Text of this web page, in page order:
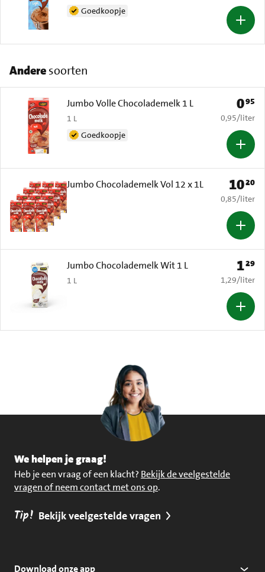
Goedkoopje
Anderesoorten
Jumbo Volle Chocolademelk 1 L
1 L
Goedkoopje
Prijs:
095
€ 0,95 per
0,95/liter
Jumbo Chocolademelk Vol 12 x 1L Prijs: €
1020
€ 0,85 per
0,85/liter
Jumbo Chocolademelk Wit 1 L
1 L
Prijs:
129
€ 1,29 per
1,29/liter
We helpen je graag!
Heb je een vraag of een klacht? Bekijk de veelgestelde
vragen of neem contact met ons op.
Tip! Bekijk veelgestelde vragen
Download onze app